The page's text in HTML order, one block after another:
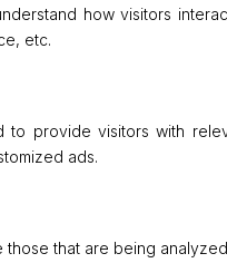
how visitors
etc.
to provide visitors with
ads.
that are being